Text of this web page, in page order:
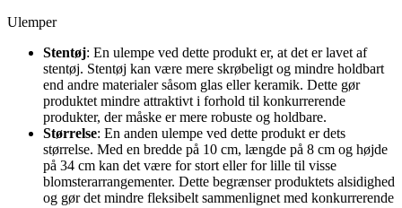
Ulemper
Stentøj: En ulempe ved dette produkt er, at det er lavet af
stentøj. Stentøj kan være mere skrøbeligt og mindre holdbart
end andre materialer såsom glas eller keramik. Dette gør
produktet mindre attraktivt i forhold til konkurrerende
produkter, der måske er mere robuste og holdbare.
Størrelse: En anden ulempe ved dette produkt er dets
størrelse. Med en bredde på 10 cm, længde på 8 cm og højde
på 34 cm kan det være for stort eller for lille til visse
blomsterarrangementer. Dette begrænser produktets alsidighed
og gør det mindre fleksibelt sammenlignet med konkurrerende